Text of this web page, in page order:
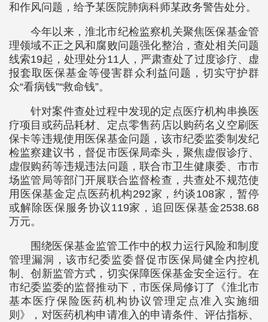
和作风问题，给予某医院肺病科师某政务警告处分。
今年以来，淮北市纪检监察机关聚焦医保基金管
理领域不正之风和腐败问题强化整治，查处相关问题
线索19起，处理处分11人，严肃查处了过度诊疗、虚
报套取医保基金等侵害群众利益问题，切实守护群
众“看病钱”“救命钱”。
针对案件查处过程中发现的定点医疗机构串换医
疗项目或药品耗材、定点零售药店以购药名义空刷医
保卡等违规使用医保基金问题，该市纪委监委制发纪
检监察建议书，督促市医保局牵头，聚焦虚假诊疗、
虚假购药等违规违法问题，联合市卫生健康委、市市
场监管局等部门开展联合监督检查，共查处不规范使
用医保基金定点医药机构292家，约谈108家，暂停
或解除医保服务协议119家，追回医保基金2538.68
万元。
围绕医保基金监管工作中的权力运行风险和制度
管理漏洞，该市纪委监委督促市医保局健全内控机
制、创新监管方式，切实保障医保基金安全运行。在
市纪委监委的监督推动下，市医保局修订了《淮北市
基本医疗保险医药机构协议管理定点准入实施细
则》，对医药机构申请准入的申请条件、评估指标、